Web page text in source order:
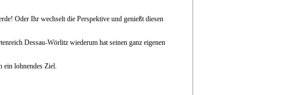
Oder Ihr wechselt die Perspektive und genießt diesen
Dessau-Wörlitz wiederum hat seinen ganz eigenen
ein lohnendes Ziel.